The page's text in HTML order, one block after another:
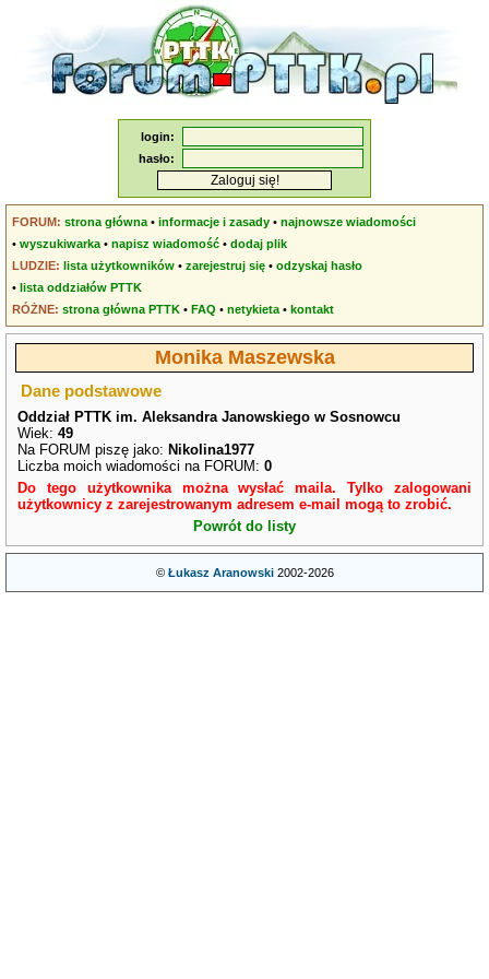
login:
hasło:
FORUM: strona główna •informacje i zasady •najnowsze wiadomości
•wyszukiwarka •napisz wiadomość •dodaj plik
LUDZIE: lista użytkowników •zarejestruj się •odzyskaj hasło
•lista oddziałów PTTK
RÓŻNE: strona główna PTTK •FAQ •netykieta •kontakt
Monika Maszewska
Dane podstawowe
Oddział PTTK im. Aleksandra Janowskiego w Sosnowcu
Wiek:49
Na FORUM piszę jako: Nikolina1977
Liczba moich wiadomości na FORUM:0
Do tego użytkownika można wysłać maila. Tylko zalogowani
użytkownicy z zarejestrowanym adresem e-mail mogą to zrobić.
Powrót do listy
© Łukasz Aranowski2002-2026